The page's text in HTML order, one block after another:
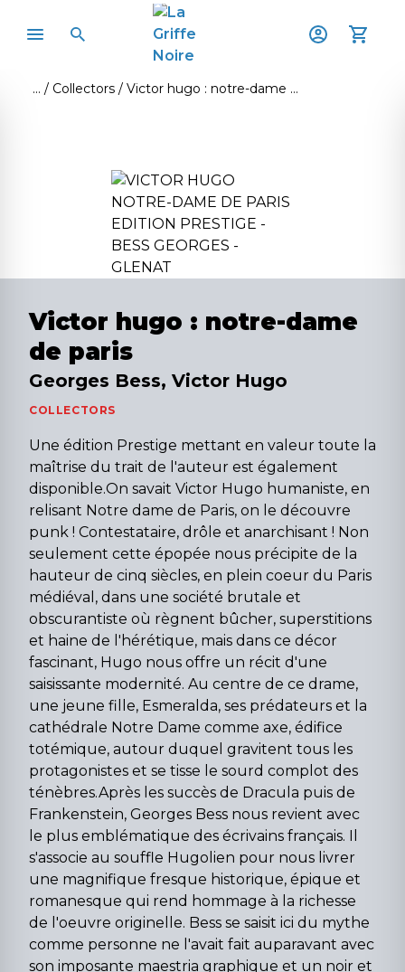
Collectors Victor hugo : notre-dame de paris
Victor hugo : notre-dame
de paris
Georges Bess, Victor Hugo
COLLECTORS
Une édition Prestige mettant en valeur toute la
maîtrise du trait de l'auteur est également
disponible.On savait Victor Hugo humaniste, en
relisant Notre dame de Paris, on le découvre
punk ! Contestataire, drôle et anarchisant ! Non
seulement cette épopée nous précipite de la
hauteur de cinq siècles, en plein coeur du Paris
médiéval, dans une société brutale et
obscurantiste où règnent bûcher, superstitions
et haine de l'hérétique, mais dans ce décor
fascinant, Hugo nous offre un récit d'une
saisissante modernité. Au centre de ce drame,
une jeune fille, Esmeralda, ses prédateurs et la
cathédrale Notre Dame comme axe, édifice
totémique, autour duquel gravitent tous les
protagonistes et se tisse le sourd complot des
ténèbres.Après les succès de Dracula puis de
Frankenstein, Georges Bess nous revient avec
le plus emblématique des écrivains français. Il
s'associe au souffle Hugolien pour nous livrer
une magnifique fresque historique, épique et
romanesque qui rend hommage à la richesse
de l'oeuvre originelle. Bess se saisit ici du mythe
comme personne ne l'avait fait auparavant avec
son imposante maestria graphique et un noir et